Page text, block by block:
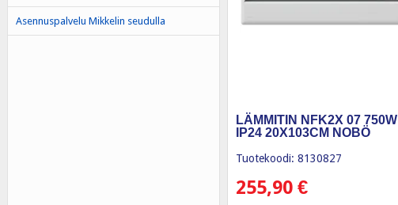
LÄMMITIN NFK2X 07 750W
IP24 20X103CM NOBÖ
Tuotekoodi: 8130827
255,90 €
Asennuspalvelu Mikkelin seudulla